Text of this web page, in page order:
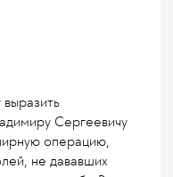
Сергеевичу
операцию,
не дававших